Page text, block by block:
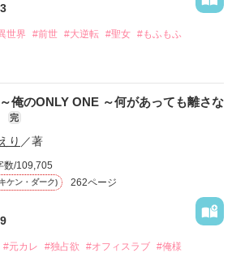
。
グ　1位！獲得しました
作品を読む
た女とは二度と寝ない。
恋に落ちる？？？
・・・見えんだよ。時々。そこが俺に
感だけど俺を信じろ。」
？
世界 #前世 #大逆転 #聖女 #もふもふ
の使い手――それでもオーロラはソー
として静かに生きていた。
人がいて、心の拠り所だった妹にまで
奪われてしまう。
だのは金色の光。気づけばオーロラ
り直すことになっていた。
れない夫から離れ、もふもふ精霊と穏
た――なのに今世の王太子は、なぜか彼
俺のONLY ONE ～何があっても離さな
完
り ／著
数/109,705
ケン・ダーク) 262ページ
#元カレ #独占欲 #オフィスラブ #俺様